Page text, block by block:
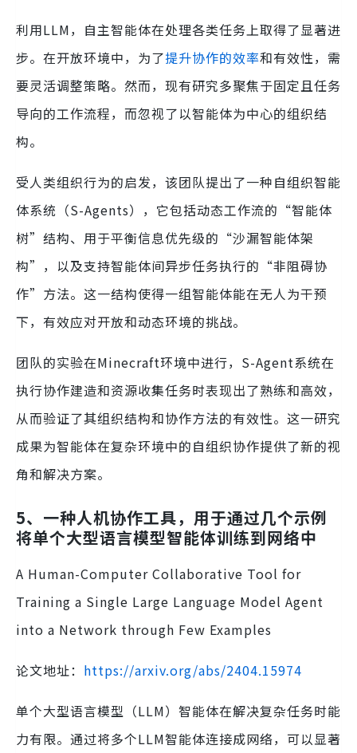
利用LLM，自主智能体在处理各类任务上取得了显著进
步。在开放环境中，为了提升协作的效率和有效性，需
要灵活调整策略。然而，现有研究多聚焦于固定且任务
导向的工作流程，而忽视了以智能体为中心的组织结
构。
受人类组织行为的启发，该团队提出了一种自组织智能
体系统（S-Agents），它包括动态工作流的“智能体
树”结构、用于平衡信息优先级的“沙漏智能体架
构”，以及支持智能体间异步任务执行的“非阻碍协
作”方法。这一结构使得一组智能体能在无人为干预
下，有效应对开放和动态环境的挑战。
团队的实验在Minecraft环境中进行，S-Agent系统在
执行协作建造和资源收集任务时表现出了熟练和高效，
从而验证了其组织结构和协作方法的有效性。这一研究
成果为智能体在复杂环境中的自组织协作提供了新的视
角和解决方案。
5、一种人机协作工具，用于通过几个示例
将单个大型语言模型智能体训练到网络中
A Human-Computer Collaborative Tool for
Training a Single Large Language Model Agent
into a Network through Few Examples
论文地址： https://arxiv.org/abs/2404.15974
单个大型语言模型（LLM）智能体在解决复杂任务时能
力有限。通过将多个LLM智能体连接成网络，可以显著